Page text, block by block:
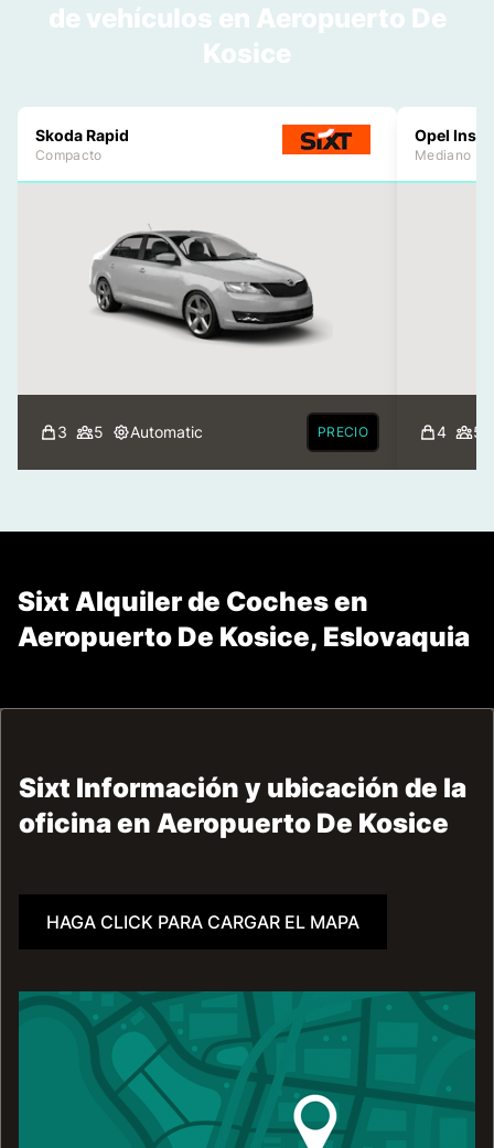
de vehículos en Aeropuerto De
Kosice
Skoda Rapid
Compacto
3 5 Automatic PRECIO
Opel
Mediano
4 5
Sixt Alquiler de Coches en
Aeropuerto De Kosice, Eslovaquia
Sixt Información y ubicación de la
oficina en Aeropuerto De Kosice
HAGA CLICK PARA CARGAR EL MAPA